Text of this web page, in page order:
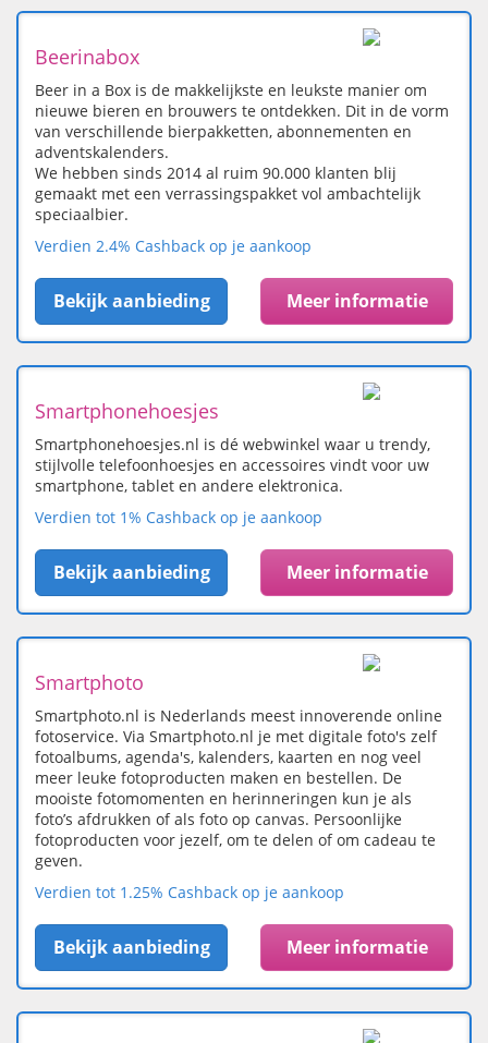
Beerinabox
Beer in a Box is de makkelijkste en leukste manier om
nieuwe bieren en brouwers te ontdekken. Dit in de vorm
van verschillende bierpakketten, abonnementen en
adventskalenders.
We hebben sinds 2014 al ruim 90.000 klanten blij
gemaakt met een verrassingspakket vol ambachtelijk
speciaalbier.
Verdien 2.4% Cashback op je aankoop
Bekijk aanbieding Meer informatie
Smartphonehoesjes
Smartphonehoesjes.nl is dé webwinkel waar u trendy,
stijlvolle telefoonhoesjes en accessoires vindt voor uw
smartphone, tablet en andere elektronica.
Verdien tot 1% Cashback op je aankoop
Bekijk aanbieding Meer informatie
Smartphoto
Smartphoto.nl is Nederlands meest innoverende online
fotoservice. Via Smartphoto.nl je met digitale foto's zelf
fotoalbums, agenda's, kalenders, kaarten en nog veel
meer leuke fotoproducten maken en bestellen. De
mooiste fotomomenten en herinneringen kun je als
foto’s afdrukken of als foto op canvas. Persoonlijke
fotoproducten voor jezelf, om te delen of om cadeau te
geven.
Verdien tot 1.25% Cashback op je aankoop
Bekijk aanbieding Meer informatie